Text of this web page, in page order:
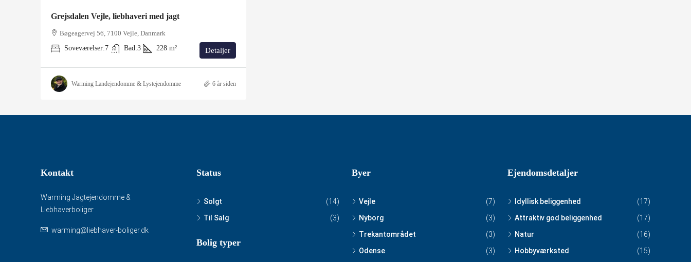
Grejsdalen Vejle, liebhaveri med jagt
Bøgeagervej 56, 7100 Vejle, Danmark
Soveværelser:7 Bad:3 228 m² Detaljer
Warming Landejendomme & Lystejendomme 6 år siden
Kontakt
Warming Jagtejendomme &
Liebhaverboliger
warming@liebhaver-boliger.dk
Status
Solgt
(14)
Til Salg
(3)
Bolig typer
Byer
Vejle
(7)
Nyborg
(3)
Trekantområdet
(3)
Odense
(3)
Ejendomsdetaljer
Idyllisk beliggenhed
(17)
Attraktiv god beliggenhed
(17)
Natur
(16)
Hobbyværksted
(15)